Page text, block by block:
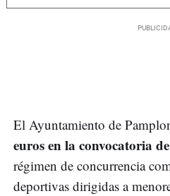
El Ayuntamiento de
euros en la convocatoria
régimen de concurrencia
deportivas dirigidas a